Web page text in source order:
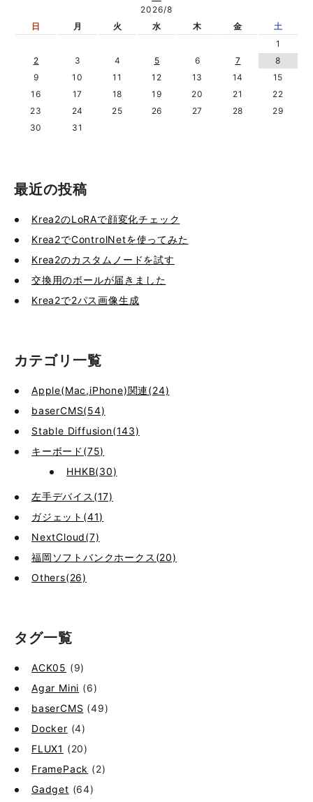
2026/8
日
月 火 水 木 金
土
1
2
3 4 5 6 7
8
9
10 11 12 13 14
15
16
17 18 19 20 21
22
23
24 25 26 27 28
29
30
31
最近の投稿
Krea2のLoRAで顔変化チェック
Krea2でControlNetを使ってみた
Krea2のカスタムノードを試す
交換用のボールが届きました
Krea2で2パス画像生成
カテゴリ一覧
Apple(Mac,iPhone)関連(24)
baserCMS(54)
Stable Diffusion(143)
キーボード(75)
HHKB(30)
左手デバイス(17)
ガジェット(41)
NextCloud(7)
福岡ソフトバンクホークス(20)
Others(26)
タグ一覧
ACK05 (9)
Agar Mini (6)
baserCMS (49)
Docker (4)
FLUX1 (20)
FramePack (2)
Gadget (64)